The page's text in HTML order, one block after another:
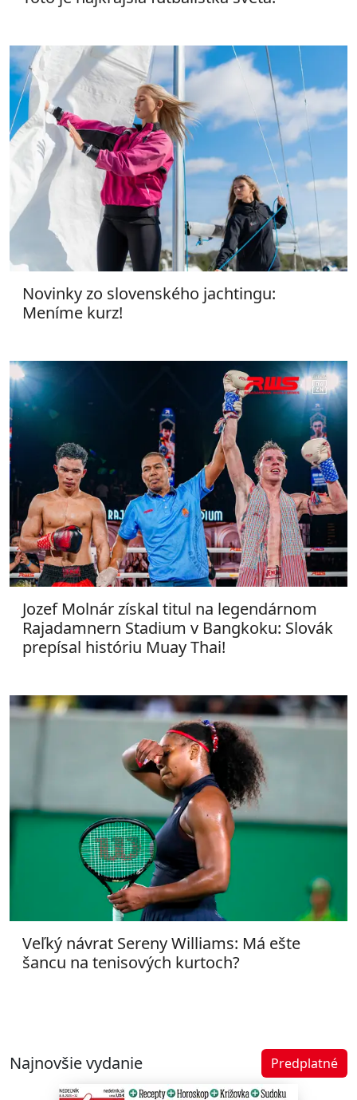
Novinky zo slovenského jachtingu:
Meníme kurz!
Jozef Molnár získal titul na legendárnom
Rajadamnern Stadium v Bangkoku: Slovák
prepísal históriu Muay Thai!
Veľký návrat Sereny Williams: Má ešte
šancu na tenisových kurtoch?
Najnovšie vydanie Predplatné